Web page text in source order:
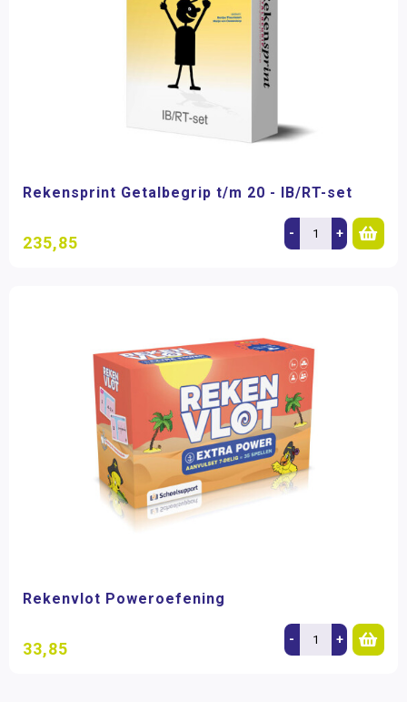
Rekensprint Getalbegrip t/m 20 - IB/RT-set
235,85 - +
Rekenvlot Poweroefening
33,85 - +